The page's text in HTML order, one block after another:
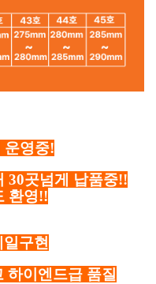
운영중!
30곳넘게 납품중!!
환영!!
구현
하이엔드급 품질